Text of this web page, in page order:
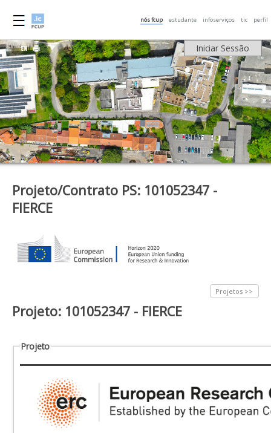
nós fcup estudante infoserviços tic perfil
Iniciar Sessão
Projeto/Contrato PS: 101052347 -
FIERCE
Projetos >>
Projeto: 101052347 - FIERCE
Projeto